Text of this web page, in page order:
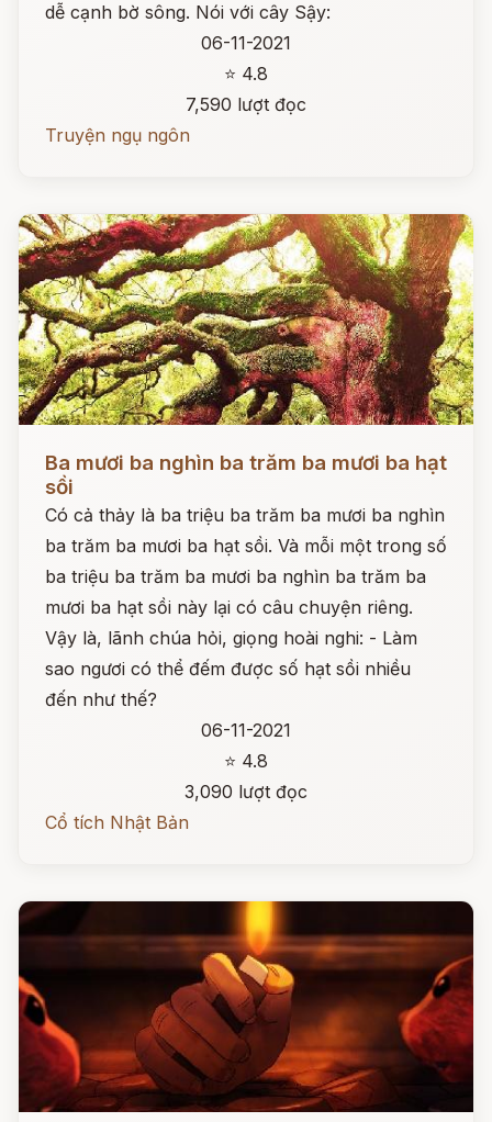
dễ cạnh bờ sông. Nói với cây Sậy:
06-11-2021
⭐ 4.8
7,590 lượt đọc
Truyện ngụ ngôn
Ba mươi ba nghìn ba trăm ba mươi ba hạt
sồi
Có cả thảy là ba triệu ba trăm ba mươi ba nghìn
ba trăm ba mươi ba hạt sồi. Và mỗi một trong số
ba triệu ba trăm ba mươi ba nghìn ba trăm ba
mươi ba hạt sồi này lại có câu chuyện riêng.
Vậy là, lãnh chúa hỏi, giọng hoài nghi: - Làm
sao ngươi có thể đếm được số hạt sồi nhiều
đến như thế?
06-11-2021
⭐ 4.8
3,090 lượt đọc
Cổ tích Nhật Bản